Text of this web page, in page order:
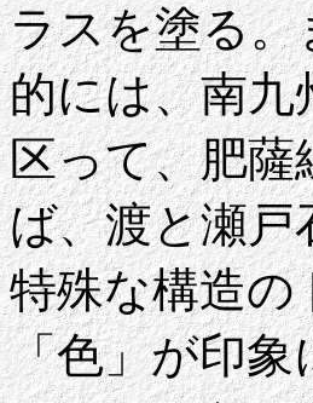
ラスを塗る
的には、南九
区って、肥
ば、渡と瀬戸
特殊な構造
「色」が印